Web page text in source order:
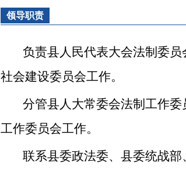
领导职责
负责县人民代表大会法制委
社会建设委员会工作。
分管县人大常委会法制工作
工作委员会工作。
联系县委政法委、县委统战